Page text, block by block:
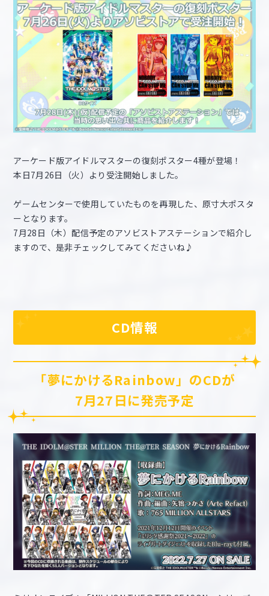
アーケード版アイドルマスターの復刻ポスター4種が登場！
本日7月26日（火）より受注開始しました。
ゲームセンターで使用していたものを再現した、原寸大ポスタ
ーとなります。
7月28日（木）配信予定のアソビストアステーションで紹介し
ますので、是非チェックしてみてくださいね♪
CD情報
「夢にかけるRainbow」のCDが
7月27日に発売予定